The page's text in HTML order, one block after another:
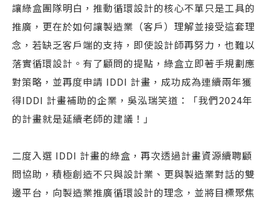
讓綠盒團隊明白，推動循環設計的核心不單只是工具的
推廣，更在於如何讓製造業（客戶）理解並接受這套理
念，若缺乏客戶端的支持，即使設計師再努力，也難以
落實循環設計。有了顧問的提點，綠盒立即著手規劃應
對策略，並再度申請 IDDI 計畫，成功成為連續兩年獲
得IDDI 計畫補助的企業，吳泓瑞笑道：「我們2024年
的計畫就是延續老師的建議！」
二度入選 IDDI 計畫的綠盒，再次透過計畫資源續聘顧
問協助，積極創造不只與設計業、更與製造業對話的雙
邊平台，向製造業推廣循環設計的理念，並將目標聚焦